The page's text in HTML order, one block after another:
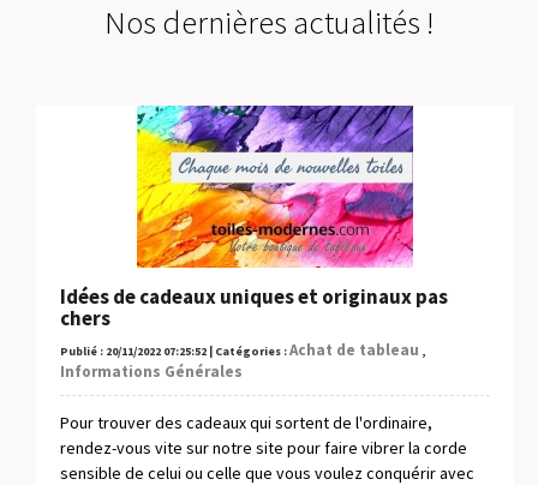
Nos dernières actualités !
Idées de cadeaux uniques et originaux pas
chers
Publié : 20/11/2022 07:25:52 | Catégories :Achat de tableau ,
Informations Générales
Pour trouver des cadeaux qui sortent de l'ordinaire,
rendez-vous vite sur notre site pour faire vibrer la corde
sensible de celui ou celle que vous voulez conquérir avec